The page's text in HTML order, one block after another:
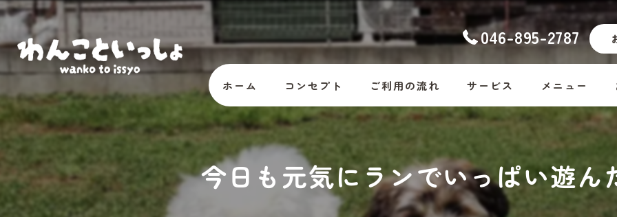
046-895-2787
ホーム コンセプト
オーナーの想い
スタッフ紹介
ご利用の流れ サービス
幼稚園
ホームステイ
しつけ
メニュー
コース料金
Dog
今日も元気にランでいっぱい遊ん